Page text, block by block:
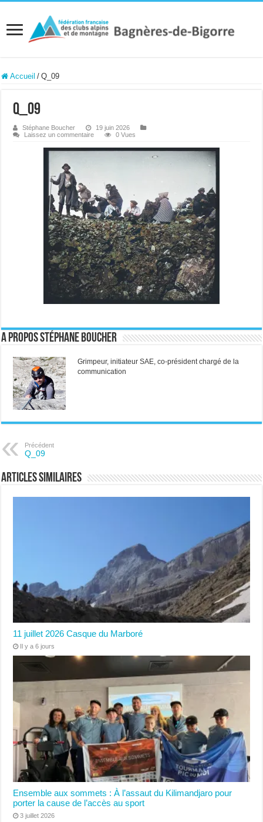
Accueil / Q_09
Q_09
Stéphane Boucher
19 juin 2026
Laissez un commentaire
0 Vues
A propos Stéphane Boucher
Grimpeur, initiateur SAE, co-président chargé de la
communication
Précédent
Q_09
Articles similaires
11 juillet 2026 Casque du Marboré
Il y a 6 jours
Ensemble aux sommets : À l’assaut du Kilimandjaro pour
porter la cause de l’accès au sport
3 juillet 2026